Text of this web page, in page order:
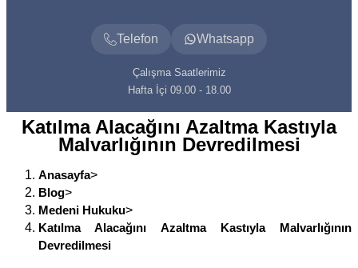
Telefon Whatsapp
Çalışma Saatlerimiz
Hafta İçi 09.00 - 18.00
Katılma Alacağını Azaltma Kastıyla
Malvarlığının Devredilmesi
Anasayfa>
Blog>
Medeni Hukuku>
Katılma Alacağını Azaltma Kastıyla Malvarlığının
Devredilmesi